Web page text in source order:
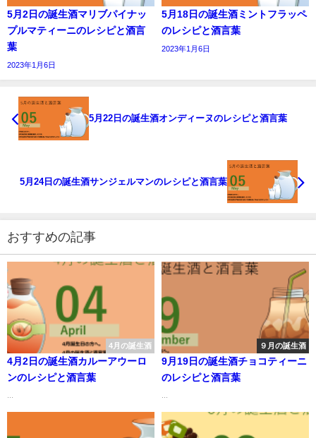
5月2日の誕生酒マリブパイナッ
プルマティーニのレシピと酒言
葉
2023年1月6日
5月18日の誕生酒ミントフラッペ
のレシピと酒言葉
2023年1月6日
5月22日の誕生酒オンディーヌのレシピと酒言葉
5月24日の誕生酒サンジェルマンのレシピと酒言葉
おすすめの記事
4月の誕生酒
4月2日の誕生酒カルーアウーロ
ンのレシピと酒言葉
９月の誕生酒
9月19日の誕生酒チョコティーニ
のレシピと酒言葉